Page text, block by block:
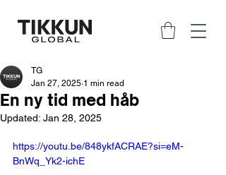
En ny tid med håb
TG
Jan 27, 2025 1 min read
Updated: Jan 28, 2025
https://youtu.be/848ykfACRAE?si=eM-
BnWq_Yk2-ichE